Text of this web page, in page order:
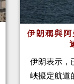
伊朗稱與
伊朗表示，
峽擬定航道